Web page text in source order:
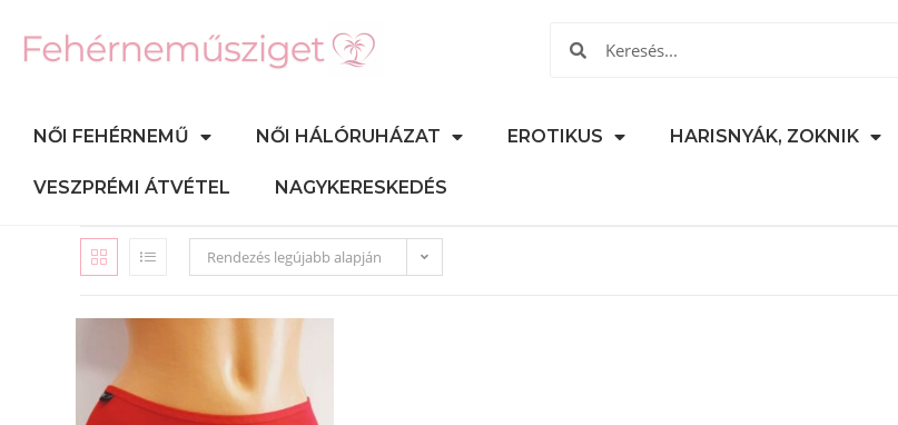
NŐI FEHÉRNEMŰ NŐI HÁLÓRUHÁZAT EROTIKUS HARISNYÁK, ZOKNIK
VESZPRÉMI ÁTVÉTEL NAGYKERESKEDÉS
Rendezés legújabb alapján